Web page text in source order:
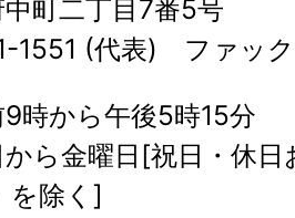
町二丁目7番5号
1551 (代表) ファッ
時から午後5時15分
ら金曜日[祝日・休
を除く]